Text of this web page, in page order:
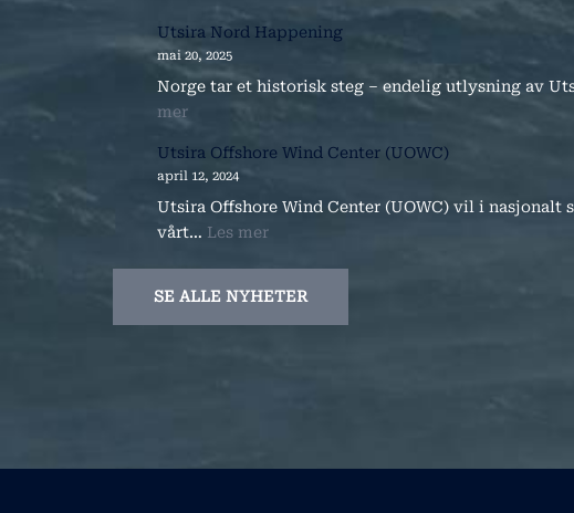
Utsira Nord Happening
mai 20, 2025
Norge tar et historisk steg – endelig utlysning av
mer:
Nord
Happening
Utsira Offshore Wind Center (UOWC)
april 12, 2024
Utsira Offshore Wind Center (UOWC) vil i
vårt… Les mer:
Wind
SE ALLE NYHETER